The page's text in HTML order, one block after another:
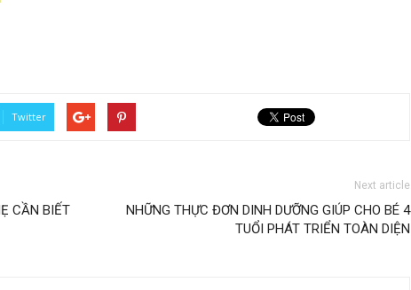
Twitter
CẦN BIẾT
Next article
NHỮNG THỰC ĐƠN DINH DƯỠNG GIÚP CHO BÉ 4
TUỔI PHÁT TRIỂN TOÀN DIỆN